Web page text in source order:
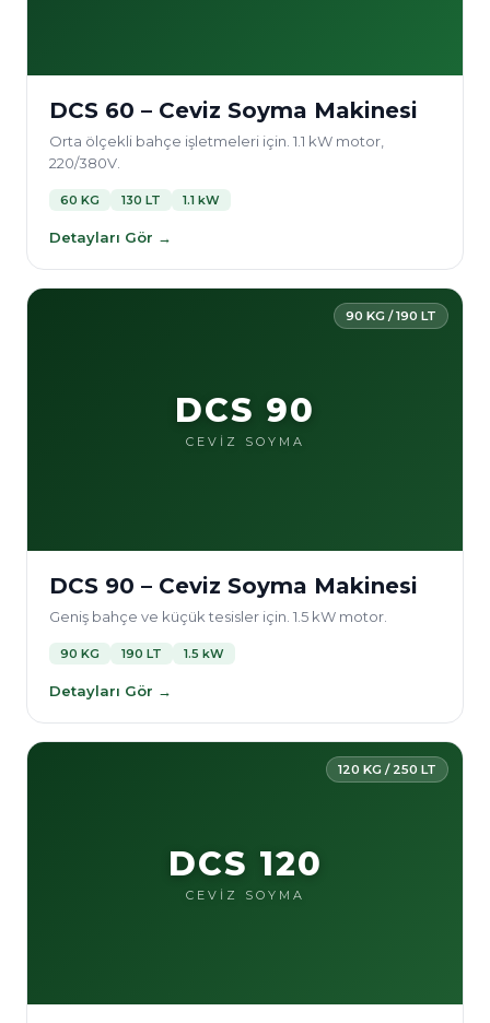
DCS 60 – Ceviz Soyma Makinesi
Orta ölçekli bahçe işletmeleri için. 1.1 kW motor,
220/380V.
60 KG 130 LT 1.1 kW
Detayları Gör →
90 KG / 190 LT
DCS 90
CEVİZ SOYMA
DCS 90 – Ceviz Soyma Makinesi
Geniş bahçe ve küçük tesisler için. 1.5 kW motor.
90 KG 190 LT 1.5 kW
Detayları Gör →
120 KG / 250 LT
DCS 120
CEVİZ SOYMA